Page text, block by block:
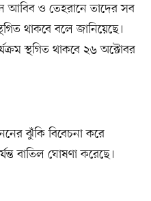
আবিব ও তেহরানে তাদের সব
থাকবে বলে জানিয়েছে।
স্থগিত থাকবে ২৬ অক্টোবর
ঝুঁকি বিবেচনা করে
বাতিল ঘোষণা করেছে।